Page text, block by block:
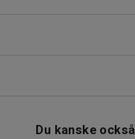
fötter.
Du kanske